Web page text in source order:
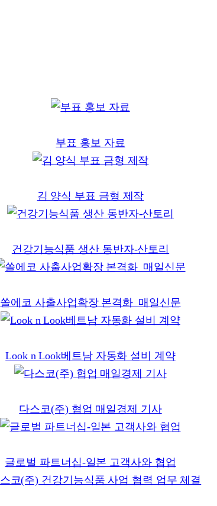
부표 홍보 자료
김 양식 부표 금형 제작
건강기능식품 생산 동반자-산토리
쏠에코 사출사업확장 본격화_매일신문
Look n Look베트남 자동화 설비 계약
다스코(주) 협업 매일경제 기사
글로벌 파트너십-일본 고객사와 협업